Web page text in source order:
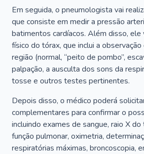
Em seguida, o pneumologista vai
que consiste em medir a pressão
batimentos cardíacos. Além disso, ele
físico do tórax, que inclui a
região (normal, “peito de pombo”,
palpação, a ausculta dos sons da
tosse e outros testes pertinentes.
Depois disso, o médico poderá
complementares para confirmar o
incluindo exames de sangue, raio X
função pulmonar, oximetria,
respiratórias máximas, broncoscopia,